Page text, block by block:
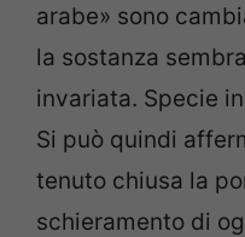
arabe» sono
la sostanza
invariata. Specie
Si può quindi
tenuto chiusa la
schieramento di